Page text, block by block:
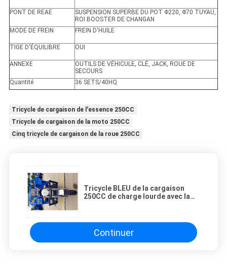
PONT DE REAE
SUSPENSION SUPERBE DU POT Φ220, Φ70 TUYAU,
ROI BOOSTER DE CHANGAN
MODE DE FREIN
FREIN D'HUILE
TIGE D'ÉQUILIBRE OUI
ANNEXE
OUTILS DE VÉHICULE, CLÉ, JACK, ROUE DE
SECOURS
Quantité
36 SETS/40HQ
Tricycle de cargaison de l'essence 250CC
Tricycle de cargaison de la moto 250CC
Cinq tricycle de cargaison de la roue 250CC
Tricycle BLEU de la cargaison
250CC de charge lourde avec la
Continuer